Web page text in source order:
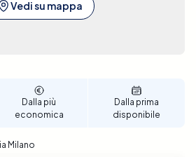
Vedi su mappa
Dalla più
economica
Dalla prima
disponibile
Milano